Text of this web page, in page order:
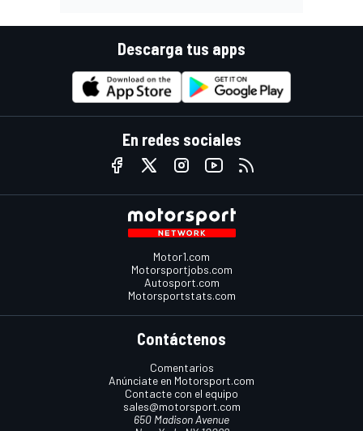
Descarga tus apps
En redes sociales
Motor1.com
Motorsportjobs.com
Autosport.com
Motorsportstats.com
Contáctenos
Comentarios
Anúnciate en Motorsport.com
Contacte con el equipo
sales@motorsport.com
650 Madison Avenue